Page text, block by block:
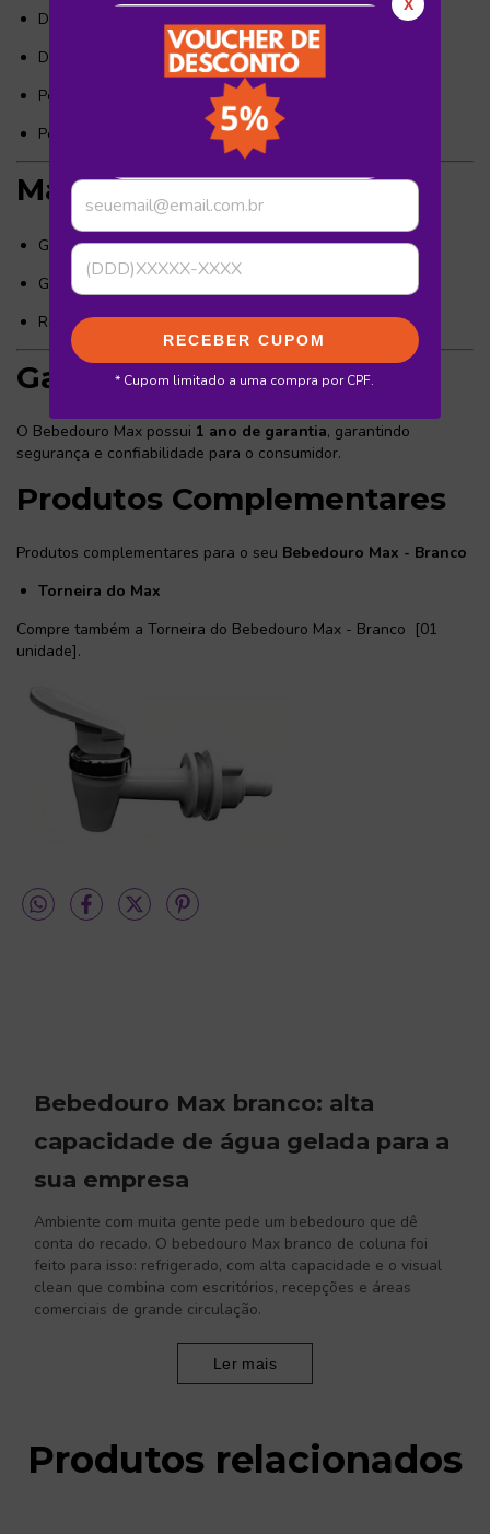
X
RECEBER CUPOM
* Cupom limitado a uma compra por CPF.
Dimensões do produto:98 x 28 x 38 cm (A x L x P)
Dimensões com embalagem:100 x 30 x 40 cm (A x L x P)
Peso líquido:
Peso bruto:
Materiais e componentes
Gabinete:Aço galvanizado
Gás refrigerante:
Reservatórios e mangueiras:Material atóxico
Garantia
O Bebedouro Max possui 1 ano de garantia, garantindo
segurança e confiabilidade para o consumidor.
Produtos Complementares
Produtos complementares para o seu Bebedouro Max - Branco
Torneira do Max
Compre também a Torneira do Bebedouro Max - Branco [01
unidade].
Bebedouro Max branco: alta
capacidade de água gelada para a
sua empresa
Ambiente com muita gente pede um bebedouro que dê
conta do recado. O bebedouro Max branco de coluna foi
feito para isso: refrigerado, com alta capacidade e o visual
clean que combina com escritórios, recepções e áreas
comerciais de grande circulação.
Ler mais
Produtos relacionados